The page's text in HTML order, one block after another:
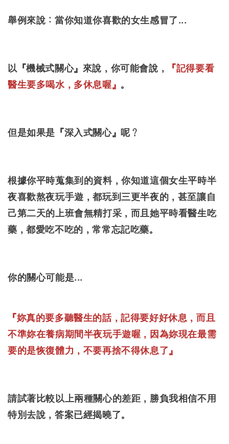
舉例來說：當你知道你喜歡的女生感冒了...
以『機械式關心』來說，你可能會說，
『記得要看
醫生要多喝水，多休息喔』 。
但是如果是『深入式關心』呢？
根據你平時蒐集到的資料，你知道這個女生平時半
夜喜歡熬夜玩手遊，都玩到三更半夜的，甚至讓自
己第二天的上班會無精打采，而且她平時看醫生吃
藥，都愛吃不吃的，常常忘記吃藥。
你的關心可能是...
『妳真的要多聽醫生的話，記得要好好休息，而且
不準妳在養病期間半夜玩手遊喔，因為妳現在最需
要的是恢復體力，不要再捨不得休息了』
請試著比較以上兩種關心的差距，勝負我相信不用
特別去說，答案已經揭曉了。